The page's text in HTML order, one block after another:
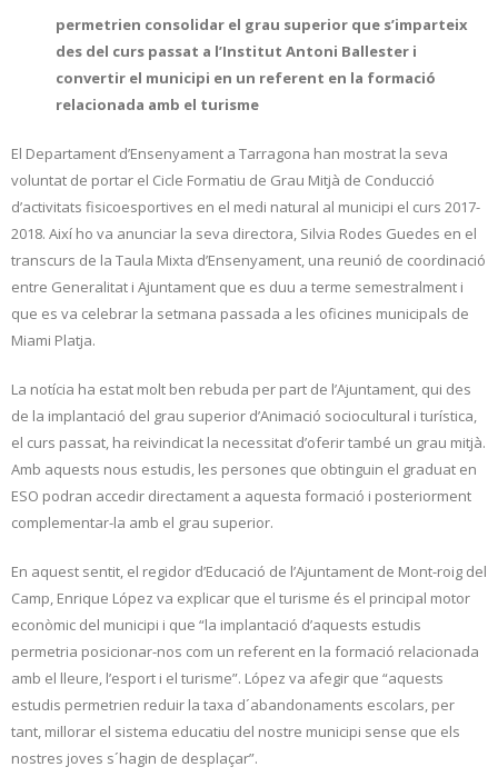
permetrien consolidar el grau superior que s’imparteix
des del curs passat a l’Institut Antoni Ballester i
convertir el municipi en un referent en la formació
relacionada amb el turisme
El Departament d’Ensenyament a Tarragona han mostrat la seva
voluntat de portar el Cicle Formatiu de Grau Mitjà de Conducció
d’activitats fisicoesportives en el medi natural al municipi el curs 2017-
2018. Així ho va anunciar la seva directora, Silvia Rodes Guedes en el
transcurs de la Taula Mixta d’Ensenyament, una reunió de coordinació
entre Generalitat i Ajuntament que es duu a terme semestralment i
que es va celebrar la setmana passada a les oficines municipals de
Miami Platja.
La notícia ha estat molt ben rebuda per part de l’Ajuntament, qui des
de la implantació del grau superior d’Animació sociocultural i turística,
el curs passat, ha reivindicat la necessitat d’oferir també un grau mitjà.
Amb aquests nous estudis, les persones que obtinguin el graduat en
ESO podran accedir directament a aquesta formació i posteriorment
complementar-la amb el grau superior.
En aquest sentit, el regidor d’Educació de l’Ajuntament de Mont-roig del
Camp, Enrique López va explicar que el turisme és el principal motor
econòmic del municipi i que “la implantació d’aquests estudis
permetria posicionar-nos com un referent en la formació relacionada
amb el lleure, l’esport i el turisme”. López va afegir que “aquests
estudis permetrien reduir la taxa d´abandonaments escolars, per
tant, millorar el sistema educatiu del nostre municipi sense que els
nostres joves s´hagin de desplaçar”.